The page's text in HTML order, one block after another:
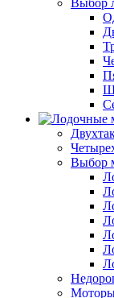
Выбор